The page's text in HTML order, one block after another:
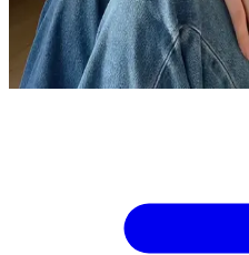
집으로 당신을 초대해 따뜻하
에는 아직 전하지 못한 그녀
Show more